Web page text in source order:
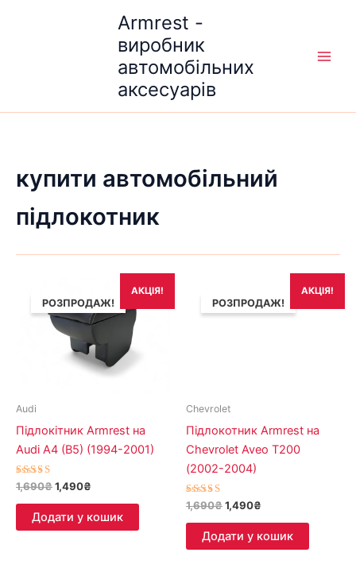
Armrest -
виробник
автомобільних
аксесуарів
купити автомобільний
підлокотник
АКЦІЯ!
РОЗПРОДАЖ!
Audi
Підлокітник Armrest на
Audi A4 (B5) (1994-2001)
Оцінено в
5.00
з 5
1,690₴
ціна:
1,690₴.
1,490₴
ціна:
1,490₴.
Додати у кошик
АКЦІЯ!
РОЗПРОДАЖ!
Chevrolet
Підлокотник Armrest на
Chevrolet Aveo T200
(2002-2004)
Оцінено в
5.00
з 5
1,690₴
ціна:
1,690₴.
1,490₴
ціна:
1,490₴.
Додати у кошик